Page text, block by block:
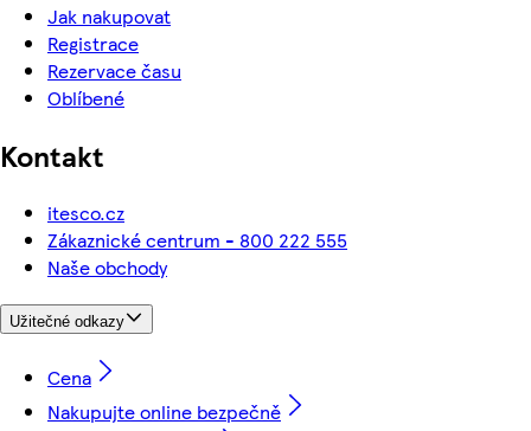
Jak nakupovat
Registrace
Rezervace času
Oblíbené
Kontakt
itesco.cz
Zákaznické centrum - 800 222 555
Naše obchody
Užitečné odkazy
Cena
Nakupujte online bezpečně